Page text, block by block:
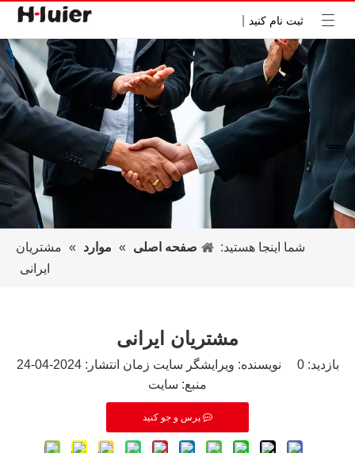
ثبت نام کنید
شما اینجا هستید: صفحه اصلی » موارد » مشتریان
ایرانی
مشتریان ایرانی
بازدید:0
نویسنده: ویرایشگر سایت زمان انتشار: 2024-04-24
منبع: سایت
پرس و جو کنید